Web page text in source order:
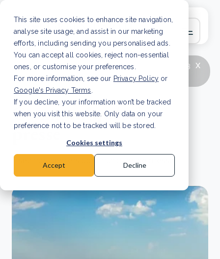
This site uses cookies to enhance site navigation,
analyse site usage, and assist in our marketing
efforts, including sending you personalised ads.
You can accept all cookies, reject non-essential
ones, or customise your preferences.
For more information, see our Privacy Policy or
Google's Privacy Terms
If you decline, your information won’t be tracked
when you visit this website. Only data on your
preference not to be tracked will be stored.
Cookies settings
Accept Decline
x
LATEST ARTICLE
How to improve Scope 3
data accuracy for CSRD Read Article
Communiqués de
presse
Lisez nos derniers communiqués de presse.